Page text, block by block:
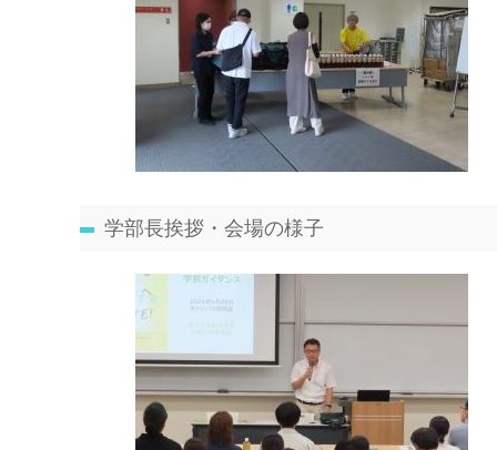
学部長挨拶・会場の様子